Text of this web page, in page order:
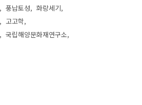
풍납토성
화랑세기
고고학
국립해양문화재연구소